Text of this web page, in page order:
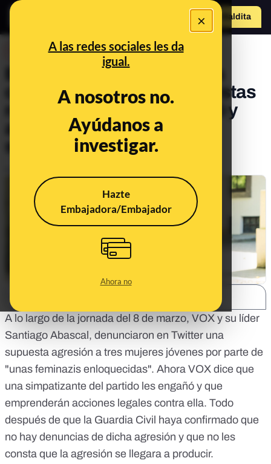
×
A las redes sociales les da
igual.
A nosotros no.
Ayúdanos a
investigar.
Hazte
Embajadora/Embajador
Ahora no
Hazte Maldita
El bulo de la agresión a tres
chicas por parte de "feministas
radicales": Vox la denunció y
ahora culpa del bulo a una
simpatizante
A lo largo de la jornada del 8 de marzo, VOX y su líder
Santiago Abascal, denunciaron en Twitter una
supuesta agresión a tres mujeres jóvenes por parte de
"unas feminazis enloquecidas". Ahora VOX dice que
una simpatizante del partido les engañó y que
emprenderán acciones legales contra ella. Todo
después de que la Guardia Civil haya confirmado que
no hay denuncias de dicha agresión y que no les
consta que la agresión se llegara a producir.